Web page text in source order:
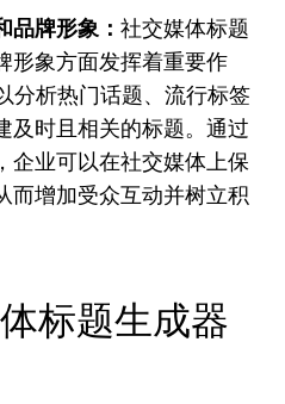
品牌形象： 社交媒体标题
形象方面发挥着重要作
分析热门话题、流行标签
及时且相关的标题。通过
企业可以在社交媒体上保
而增加受众互动并树立积
标题生成器